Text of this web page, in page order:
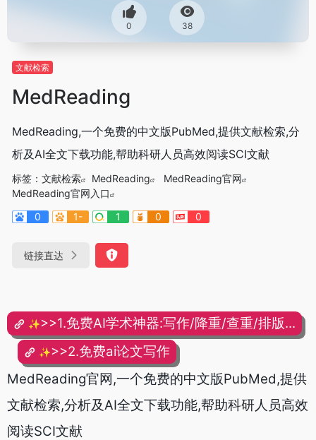
0 38
文献检索
MedReading
MedReading,一个免费的中文版PubMed,提供文献检索,分
析及AI全文下载功能,帮助科研人员高效阅读SCI文献
标签： 文献检索 MedReading
MedReading官网
MedReading官网入口
0
1- 1 0 0
链接直达
✨>>1.免费AI学术神器:写作/降重/查重/排版...
✨>>2.免费ai论文写作
MedReading官网,一个免费的中文版PubMed,提供
文献检索,分析及AI全文下载功能,帮助科研人员高效
阅读SCI文献